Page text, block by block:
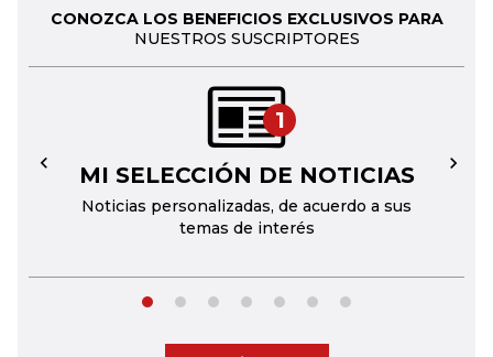
CONOZCA LOS BENEFICIOS EXCLUSIVOS PARA
NUESTROS SUSCRIPTORES
1
MI SELECCIÓN DE NOTICIAS
Noticias personalizadas, de acuerdo a sus
temas de interés
← →